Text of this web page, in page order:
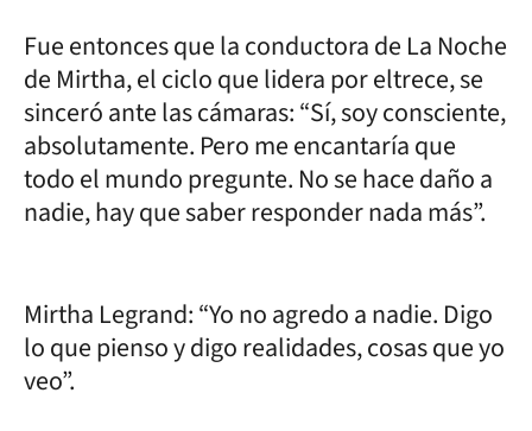
Fue entonces que la conductora de La Noche
de Mirtha, el ciclo que lidera por eltrece, se
sinceró ante las cámaras: “Sí, soy consciente,
absolutamente. Pero me encantaría que
todo el mundo pregunte. No se hace daño a
nadie, hay que saber responder nada más”.
Mirtha Legrand: “Yo no agredo a nadie. Digo
lo que pienso y digo realidades, cosas que yo
veo”.